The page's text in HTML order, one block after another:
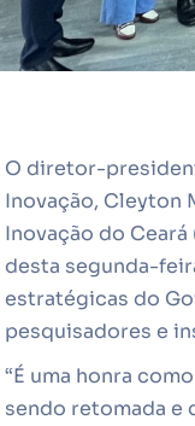
O diretor-
Inovação, Cleyton
Inovação do
desta segunda-
estratégicas do
pesquisadores e
“É uma honra
sendo retomada e